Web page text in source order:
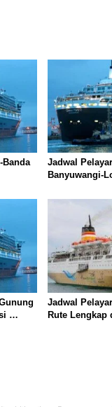
Banda
Jadwal
Banyuwangi-
Jadwal
Rute Lengkap